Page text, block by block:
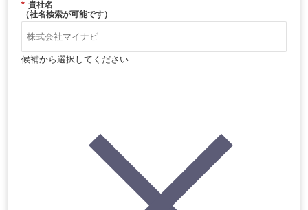
* 貴社名
（社名検索が可能です）
候補から選択してください